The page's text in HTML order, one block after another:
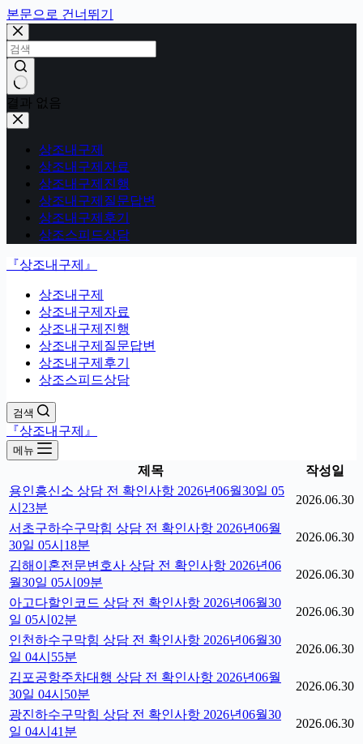
본문으로 건너뛰기
결과 없음
상조내구제
상조내구제자료
상조내구제진행
상조내구제질문답변
상조내구제후기
상조스피드상담
『상조내구제』
상조내구제
상조내구제자료
상조내구제진행
상조내구제질문답변
상조내구제후기
상조스피드상담
검색
『상조내구제』
메뉴
제목
작성일
용인흥신소 상담 전 확인사항 2026년06월30일 05
시23분
2026.06.30
서초구하수구막힘 상담 전 확인사항 2026년06월
30일 05시18분
2026.06.30
김해이혼전문변호사 상담 전 확인사항 2026년06
월30일 05시09분
2026.06.30
아고다할인코드 상담 전 확인사항 2026년06월30
일 05시02분
2026.06.30
인천하수구막힘 상담 전 확인사항 2026년06월30
일 04시55분
2026.06.30
김포공항주차대행 상담 전 확인사항 2026년06월
30일 04시50분
2026.06.30
광진하수구막힘 상담 전 확인사항 2026년06월30
일 04시41분
2026.06.30